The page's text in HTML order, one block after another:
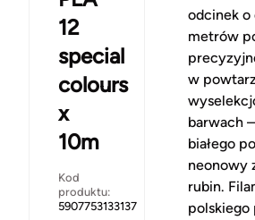
12
special
colours
x
10m
Kod
produktu:
5907753133137
odcinek o
metrów
w
barwach
białego
neonowy
rubin.
polskiego